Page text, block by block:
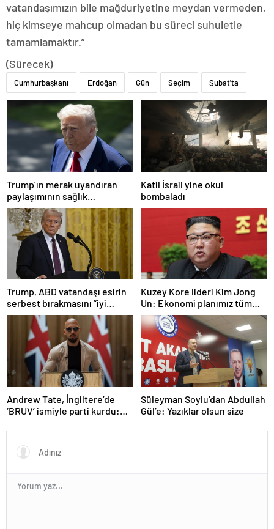
vatandaşımızın bile mağduriyetine meydan vermeden,
hiç kimseye mahcup olmadan bu süreci suhuletle
tamamlamaktır.”
(Sürecek)
Cumhurbaşkanı Erdoğan Gün Seçim Şubat'ta
Trump’ın merak uyandıran
paylaşımının sağlık
sistemiyle ilgili kararname
olduğu anlaşıldı
Katil İsrail yine okul
bombaladı
Trump, ABD vatandaşı esirin
serbest bırakmasını “iyi
niyetle atılmış bir adım”
olarak değerlendirdi
Kuzey Kore lideri Kim Jong
Un: Ekonomi planımız tüm
sektörlerde başarısız oldu
Andrew Tate, İngiltere’de
‘BRUV’ ismiyle parti kurdu:
propagandasını
yasaklayacağız’
Süleyman Soylu’dan Abdullah
Gül’e: Yazıklar olsun size